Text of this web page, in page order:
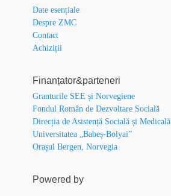
Date esențiale
Despre ZMC
Contact
Achiziții
Finanțator&parteneri
Granturile SEE și Norvegiene
Fondul Român de Dezvoltare Socială
Direcția de Asistență Socială și Medicală
Universitatea „Babeș-Bolyai”
Orașul Bergen, Norvegia
Powered by